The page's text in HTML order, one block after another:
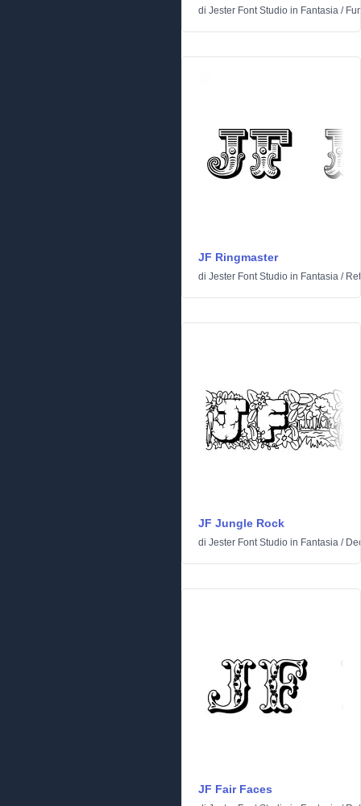
di Jester Font Studio in Fantasia /
JF Ringmaster
di Jester Font Studio in Fantasia /
JF Jungle Rock
di Jester Font Studio in Fantasia /
JF Fair Faces